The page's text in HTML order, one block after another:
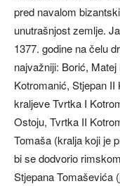
pred navalom
unutrašnjost zemlje.
1377. godine na čelu
najvažniji: Borić,
Kotromanić, Stjepan
kraljeve Tvrtka I
Ostoju, Tvrtka II
Tomaša (kralja koji je
bi se dodvorio
Stjepana Tomaševića